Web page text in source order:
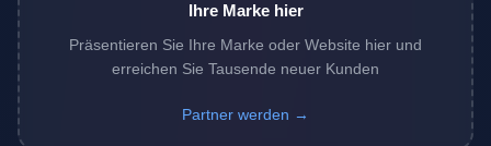
Ihre Marke hier
Präsentieren Sie Ihre Marke oder Website hier und
erreichen Sie Tausende neuer Kunden
Partner werden →